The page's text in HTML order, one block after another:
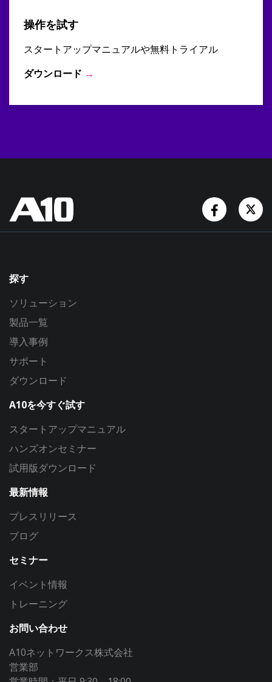
操作を試す
スタートアップマニュアルや無料トライアル
ダウンロード →
探す
ソリューション
製品一覧
導入事例
サポート
ダウンロード
A10を今すぐ試す
スタートアップマニュアル
ハンズオンセミナー
試用版ダウンロード
最新情報
プレスリリース
ブログ
セミナー
イベント情報
トレーニング
お問い合わせ
A10ネットワークス株式会社
営業部